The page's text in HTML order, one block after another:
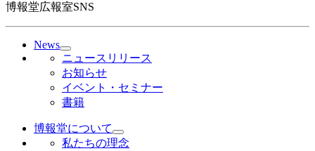
博報堂広報室SNS
News
ニュースリリース
お知らせ
イベント・セミナー
書籍
博報堂について
私たちの理念